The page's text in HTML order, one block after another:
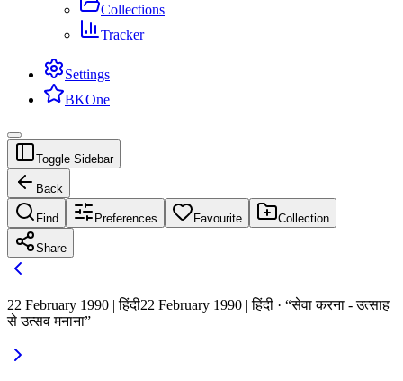
Collections
Tracker
Settings
BKOne
Toggle Sidebar
Back
Find Preferences Favourite Collection
Share
22 February 1990 | हिंदी22 February 1990 | हिंदी · “सेवा करना - उत्साह
से उत्सव मनाना”